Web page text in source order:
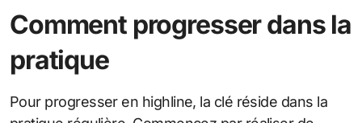
Comment progresser dans la
pratique
Pour progresser en highline, la clé réside dans la